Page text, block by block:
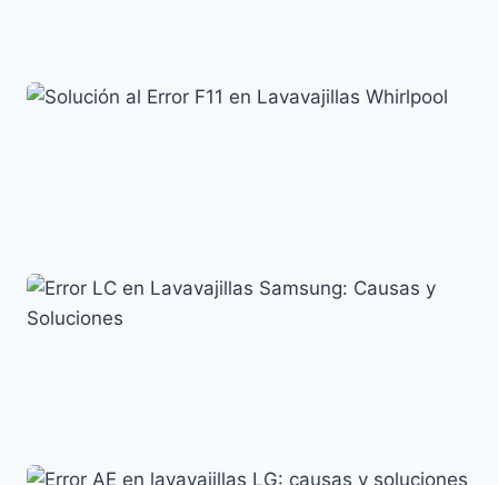
Cómo resolver el error F15 en lavavajillas Indesit
Solución al Error F11 en Lavavajillas Whirlpool
Códigos de error y su significado
Error LC en Lavavajillas Samsung: Causas y